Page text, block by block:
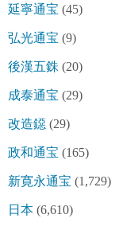
延寧通宝 (45)
弘光通宝 (9)
後漢五銖 (20)
成泰通宝 (29)
改造鐚 (29)
政和通宝 (165)
新寛永通宝 (1,729)
日本 (6,610)